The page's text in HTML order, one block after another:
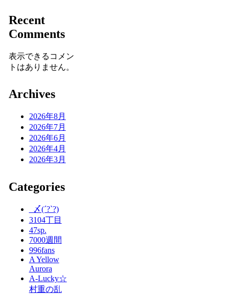
Recent
Comments
表示できるコメン
トはありません。
Archives
2026年8月
2026年7月
2026年6月
2026年4月
2026年3月
Categories
_〆(´?`?)
3104丁目
47sp.
7000週間
996fans
A Yellow
Aurora
A-Lucky☆
村重の乱